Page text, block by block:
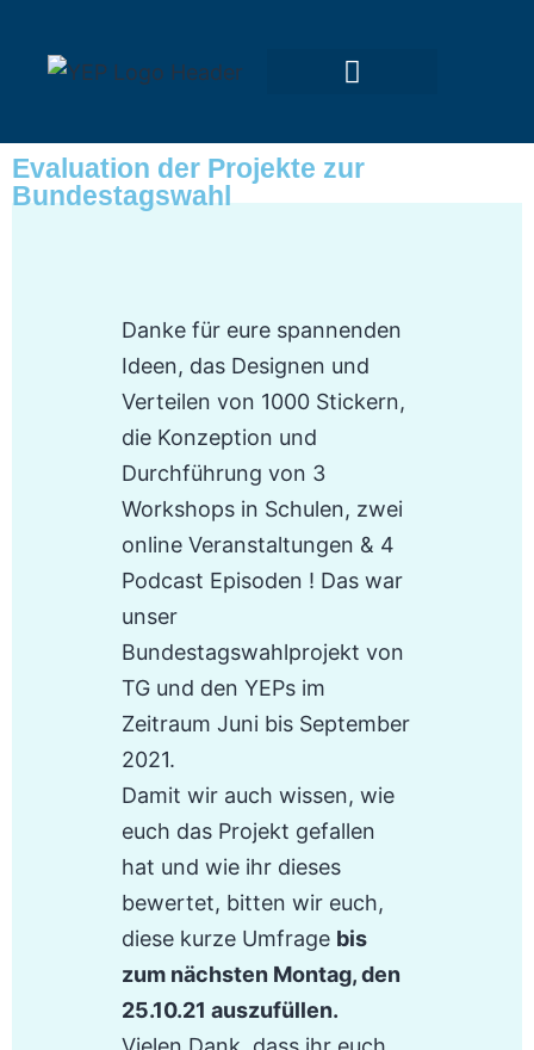
Evaluation der Projekte zur
Bundestagswahl
Danke für eure spannenden
Ideen, das Designen und
Verteilen von 1000 Stickern,
die Konzeption und
Durchführung von 3
Workshops in Schulen, zwei
online Veranstaltungen & 4
Podcast Episoden ! Das war
unser
Bundestagswahlprojekt von
TG und den YEPs im
Zeitraum Juni bis September
2021.
Damit wir auch wissen, wie
euch das Projekt gefallen
hat und wie ihr dieses
bewertet, bitten wir euch,
diese kurze Umfrage bis
zum nächsten Montag, den
25.10.21 auszufüllen.